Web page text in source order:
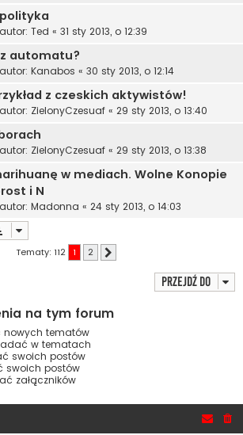
Ted « 31 sty 2013, o 12:39
automatu?
Kanabos « 30 sty 2013, o 12:14
z czeskich aktywistów!
ZielonyCzesuaf « 29 sty 2013, o 13:40
ZielonyCzesuaf « 29 sty 2013, o 13:38
w mediach. Wolne Konopie
i N
Madonna « 24 sty 2013, o 14:03
Tematy: 112 1 2
Przejdź do
na tym forum
nowych tematów
w tematach
swoich postów
swoich postów
załączników